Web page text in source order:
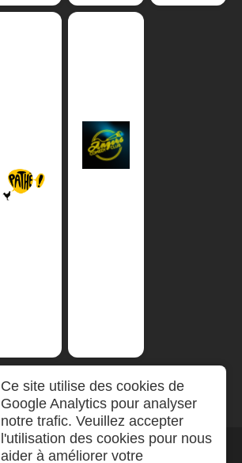
Ce site utilise des cookies de
Google Analytics pour analyser
notre trafic. Veuillez accepter
l'utilisation des cookies pour nous
aider à améliorer votre